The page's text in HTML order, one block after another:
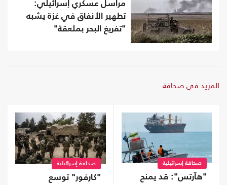
مراسل عسكري إسرائيلي:
تطهير الأنفاق في غزة يشبه
"تفريغ البحر بملعقة"
المزيد في صحافة
صحافة إسرائيلية
"هآرتس": قد يمنح
صحافة إسرائيلية
"كارفور" توسع